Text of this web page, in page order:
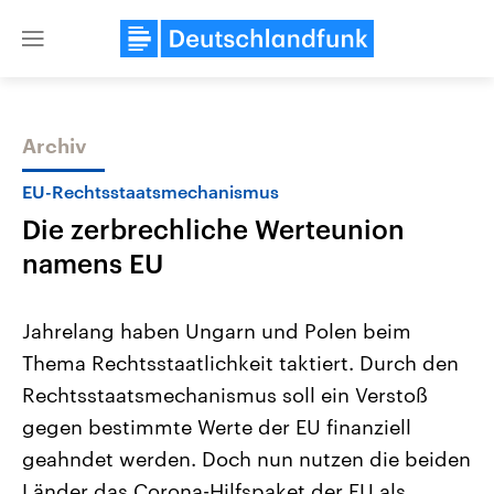
Close
Themen
Landtagswahl Sachsen-Anhalt
2026
Alle Informationen
Sachsen-Anhalt wählt am 6.
September 2026 einen neuen
Landtag. Seit 2021 wird das
Bundesland von einer Koalition aus
USA
Aktuelle Beiträge,
Hintergründe
Wirtschaftlich und
gehören die Vereinigten
den mächtigsten Ländern
mit großem Einfluss auf
Archiv
EU-Rechtsstaatsmechanismus
Die zerbrechliche Werteunion
namens EU
Jahrelang haben Ungarn und Polen beim
Thema Rechtsstaatlichkeit taktiert. Durch den
Rechtsstaatsmechanismus soll ein Verstoß
gegen bestimmte Werte der EU finanziell
geahndet werden. Doch nun nutzen die beiden